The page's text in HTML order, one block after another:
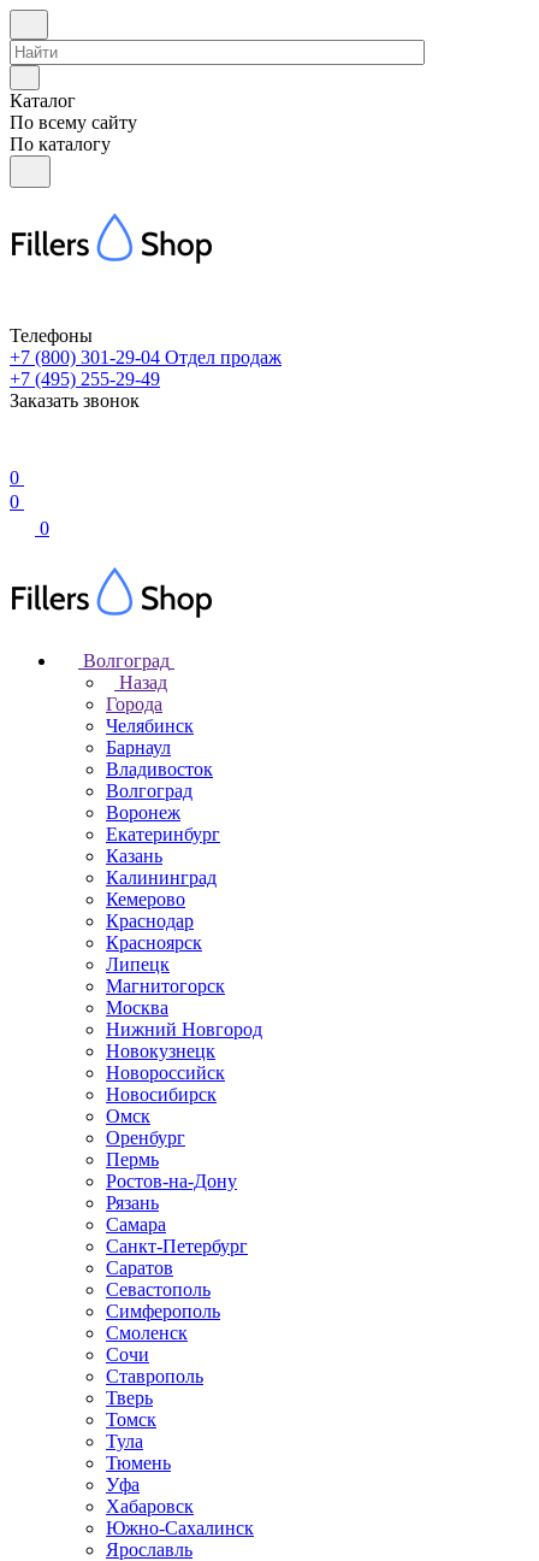
Каталог
По всему сайту
По каталогу
Телефоны
+7 (800) 301-29-04 Отдел продаж
+7 (495) 255-29-49
Заказать звонок
0
0
0
Волгоград
Назад
Города
Челябинск
Барнаул
Владивосток
Волгоград
Воронеж
Екатеринбург
Казань
Калининград
Кемерово
Краснодар
Красноярск
Липецк
Магнитогорск
Москва
Нижний Новгород
Новокузнецк
Новороссийск
Новосибирск
Омск
Оренбург
Пермь
Ростов-на-Дону
Рязань
Самара
Санкт-Петербург
Саратов
Севастополь
Симферополь
Смоленск
Сочи
Ставрополь
Тверь
Томск
Тула
Тюмень
Уфа
Хабаровск
Южно-Сахалинск
Ярославль